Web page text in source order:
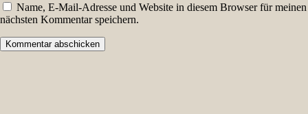
Name, E-Mail-Adresse und Website in diesem Browser für meinen
nächsten Kommentar speichern.